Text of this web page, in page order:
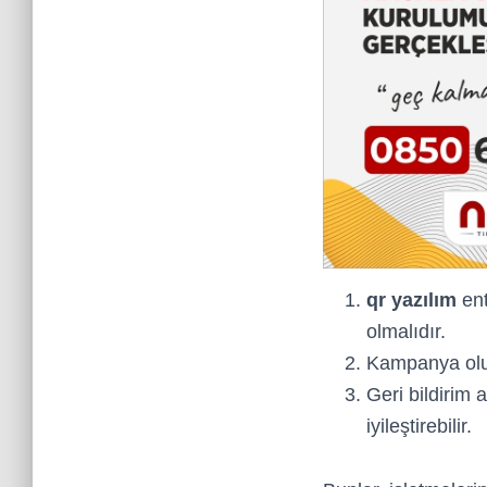
qr yazılım
olmalıdır.
Kampanya
Geri bildirim
iyileştirebilir.